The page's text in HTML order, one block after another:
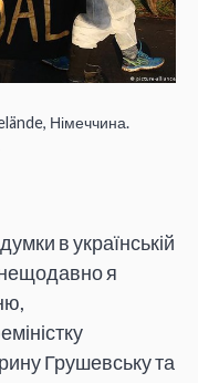
Німеччина.
в українській
нещодавно я
Грушевську та